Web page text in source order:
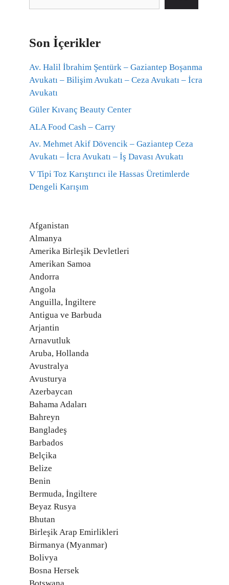
Son İçerikler
Av. Halil İbrahim Şentürk – Gaziantep Boşanma
Avukatı – Bilişim Avukatı – Ceza Avukatı – İcra
Avukatı
Güler Kıvanç Beauty Center
ALA Food Cash – Carry
Av. Mehmet Akif Dövencik – Gaziantep Ceza
Avukatı – İcra Avukatı – İş Davası Avukatı
V Tipi Toz Karıştırıcı ile Hassas Üretimlerde
Dengeli Karışım
Afganistan
Almanya
Amerika Birleşik Devletleri
Amerikan Samoa
Andorra
Angola
Anguilla, İngiltere
Antigua ve Barbuda
Arjantin
Arnavutluk
Aruba, Hollanda
Avustralya
Avusturya
Azerbaycan
Bahama Adaları
Bahreyn
Bangladeş
Barbados
Belçika
Belize
Benin
Bermuda, İngiltere
Beyaz Rusya
Bhutan
Birleşik Arap Emirlikleri
Birmanya (Myanmar)
Bolivya
Bosna Hersek
Botswana